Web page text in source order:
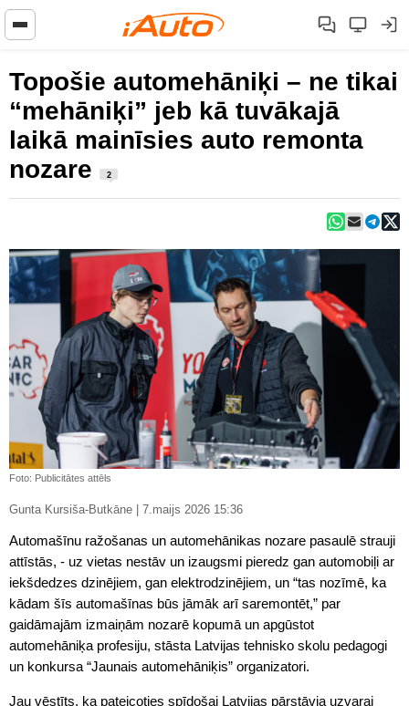
Topošie automehāniķi – ne tikai
“mehāniķi” jeb kā tuvākajā
laikā mainīsies auto remonta
nozare
2
Foto: Publicitātes attēls
Gunta Kursiša-Butkāne | 7.maijs 2026 15:36
Automašīnu ražošanas un automehānikas nozare pasaulē strauji
attīstās, - uz vietas nestāv un izaugsmi pieredz gan automobiļi ar
iekšdedzes dzinējiem, gan elektrodzinējiem, un “tas nozīmē, ka
kādam šīs automašīnas būs jāmāk arī saremontēt,” par
gaidāmajām izmaiņām nozarē kopumā un apgūstot
automehāniķa profesiju, stāsta Latvijas tehnisko skolu pedagogi
un konkursa “Jaunais automehāniķis” organizatori.
Jau vēstīts, ka pateicoties spīdošai Latvijas pārstāvja uzvarai